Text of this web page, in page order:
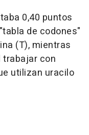
0,40 puntos
de codones"
(T), mientras
trabajar con
utilizan uracilo